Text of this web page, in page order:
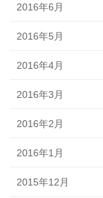
2016年6月
2016年5月
2016年4月
2016年3月
2016年2月
2016年1月
2015年12月